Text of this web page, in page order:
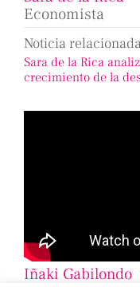
Economista
Noticia relacionada
Sara de la Rica
crecimiento de la
Iñaki Gabilondo